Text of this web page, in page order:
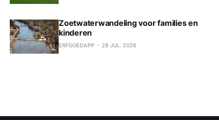
Zoetwaterwandeling voor families en
kinderen
ERFGOEDAPP 28 JUL. 2026